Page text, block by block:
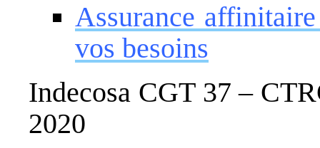
Assurance
vos besoins
Indecosa CGT 37 –
2020